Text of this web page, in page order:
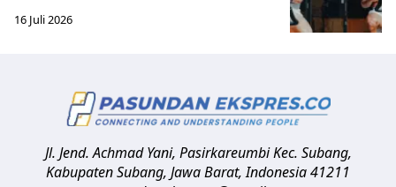
16 Juli 2026
Jl. Jend. Achmad Yani, Pasirkareumbi Kec. Subang,
Kabupaten Subang, Jawa Barat,Indonesia41211